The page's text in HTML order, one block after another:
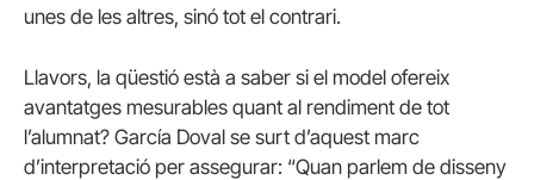
unes de les altres, sinó tot el contrari.
Llavors, la qüestió està a saber si el model ofereix
avantatges mesurables quant al rendiment de tot
l’alumnat? García Doval se surt d’aquest marc
d’interpretació per assegurar: “Quan parlem de disseny